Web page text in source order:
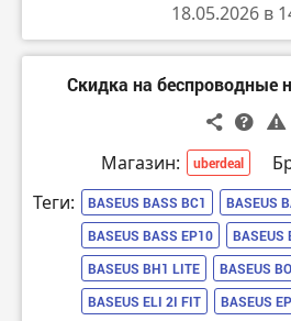
18.05.2026 в
Скидка на беспроводные
Магазин: uberdeal
Теги: BASEUS BASS BC1
BASEUS
BASEUS BASS EP10
BASEUS
BASEUS BH1 LITE
BASEUS
BASEUS ELI 2I FIT
BASEUS